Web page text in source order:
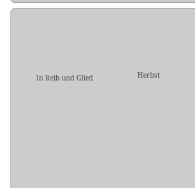
In Reih und Glied
Herbst